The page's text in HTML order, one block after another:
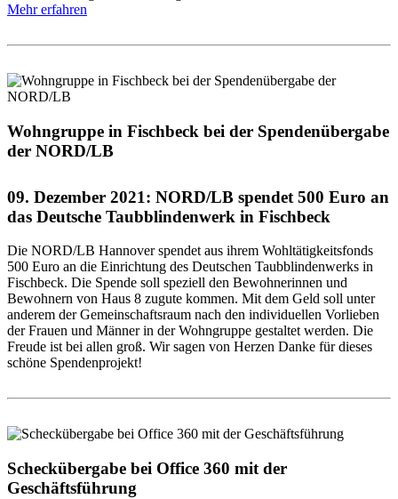
Mehr erfahren
Wohngruppe in Fischbeck bei der Spendenübergabe
der NORD/LB
09. Dezember 2021: NORD/LB spendet 500 Euro an
das Deutsche Taubblindenwerk in Fischbeck
Die NORD/LB Hannover spendet aus ihrem Wohltätigkeitsfonds
500 Euro an die Einrichtung des Deutschen Taubblindenwerks in
Fischbeck. Die Spende soll speziell den Bewohnerinnen und
Bewohnern von Haus 8 zugute kommen. Mit dem Geld soll unter
anderem der Gemeinschaftsraum nach den individuellen Vorlieben
der Frauen und Männer in der Wohngruppe gestaltet werden. Die
Freude ist bei allen groß. Wir sagen von Herzen Danke für dieses
schöne Spendenprojekt!
Scheckübergabe bei Office 360 mit der
Geschäftsführung